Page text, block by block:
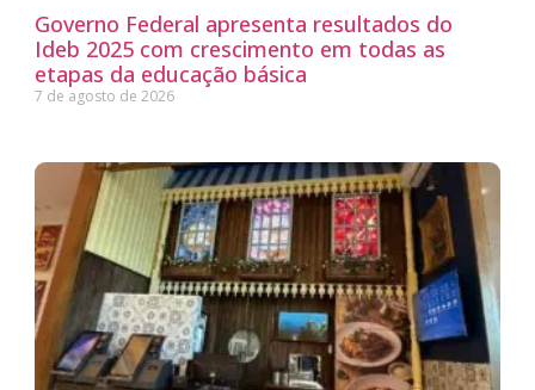
Governo Federal apresenta resultados do
Ideb 2025 com crescimento em todas as
etapas da educação básica
7 de agosto de 2026